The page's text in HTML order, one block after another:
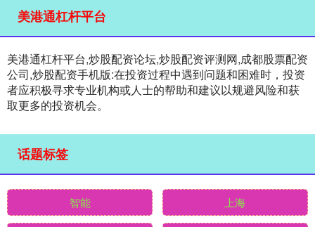
美港通杠杆平台
美港通杠杆平台,炒股配资论坛,炒股配资评测网,成都股票配资
公司,炒股配资手机版:在投资过程中遇到问题和困难时，投资
者应积极寻求专业机构或人士的帮助和建议以规避风险和获
取更多的投资机会。
话题标签
智能 上海